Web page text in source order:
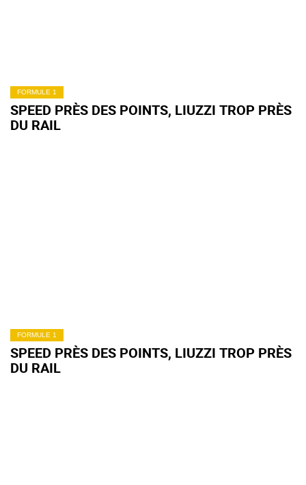
FORMULE 1
SPEED PRÈS DES POINTS, LIUZZI TROP PRÈS
DU RAIL
FORMULE 1
SPEED PRÈS DES POINTS, LIUZZI TROP PRÈS
DU RAIL